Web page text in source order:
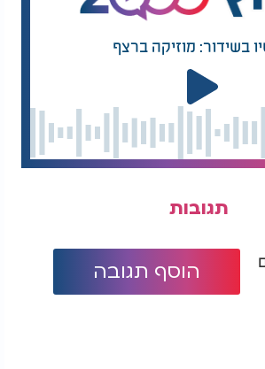
בשידור: מוזיקה ברצף
תגובות
הוסף תגובה